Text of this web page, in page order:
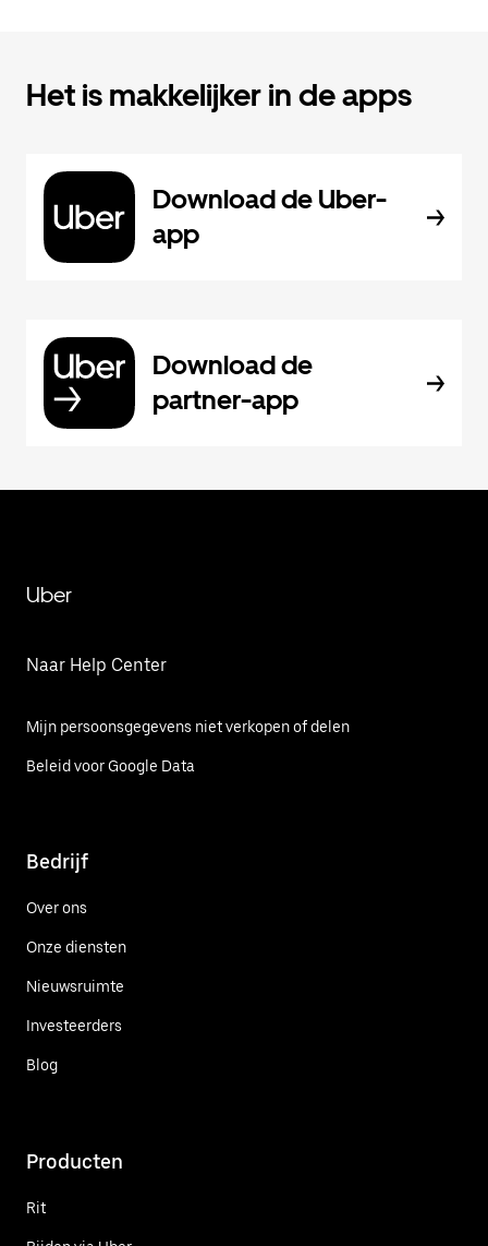
Het is makkelijker in de apps
Download de Uber-
app
Download de
partner-app
Uber
Naar Help Center
Mijn persoonsgegevens niet verkopen of delen
Beleid voor Google Data
Bedrijf
Over ons
Onze diensten
Nieuwsruimte
Investeerders
Blog
Producten
Rit